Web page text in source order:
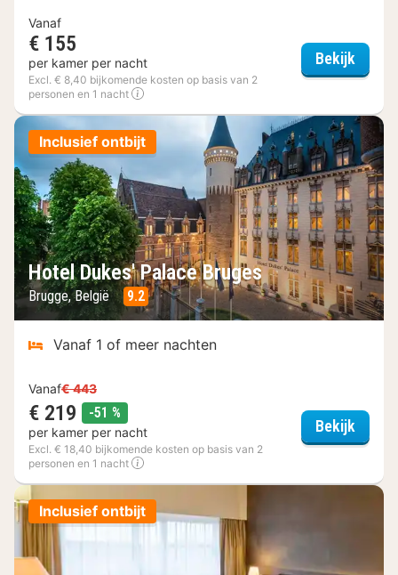
Vanaf
€ 155
per kamer per nacht
Excl. € 8,40 bijkomende kosten op basis van 2
personen en 1 nacht
Bekijk
Inclusief ontbijt
Hotel Dukes' Palace Bruges
Brugge, België 9.2
Vanaf 1 of meer nachten
Vanaf€ 443
€ 219 -51 %
per kamer per nacht
Excl. € 18,40 bijkomende kosten op basis van 2
personen en 1 nacht
Bekijk
Inclusief ontbijt